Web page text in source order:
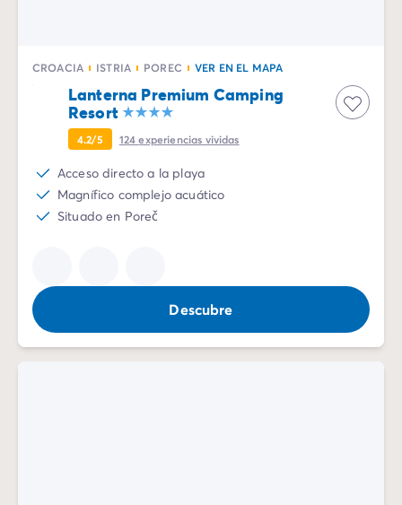
Camping Roma
Camping Lombardía
Camping Lago de Guardia
Camping Lago Mayor
Camping Piamonte
Camping Toscana
Camping Véneto
Camping Venecia
Camping Holanda
Camping Suiza
Camping Austria
CROACIA ISTRIA POREC VER EN EL MAPA
Lanterna Premium Camping
Resort
4.2/5 124experiencias vividas
Acceso directo a la playa
Magnífico complejo acuático
Situado en Poreč
Descubre